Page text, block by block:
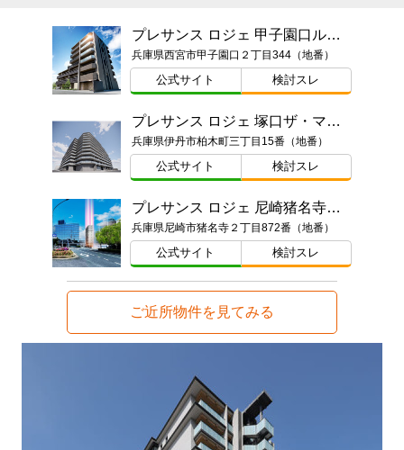
プレサンス ロジェ 甲子園口ルミエ
兵庫県西宮市甲子園口２丁目344（地番）
公式サイト 検討スレ
プレサンス ロジェ 塚口ザ・マークス
兵庫県伊丹市柏木町三丁目15番（地番）
公式サイト 検討スレ
プレサンス ロジェ 尼崎猪名寺ステーションステージ
兵庫県尼崎市猪名寺２丁目872番（地番）
公式サイト 検討スレ
ご近所物件を見てみる